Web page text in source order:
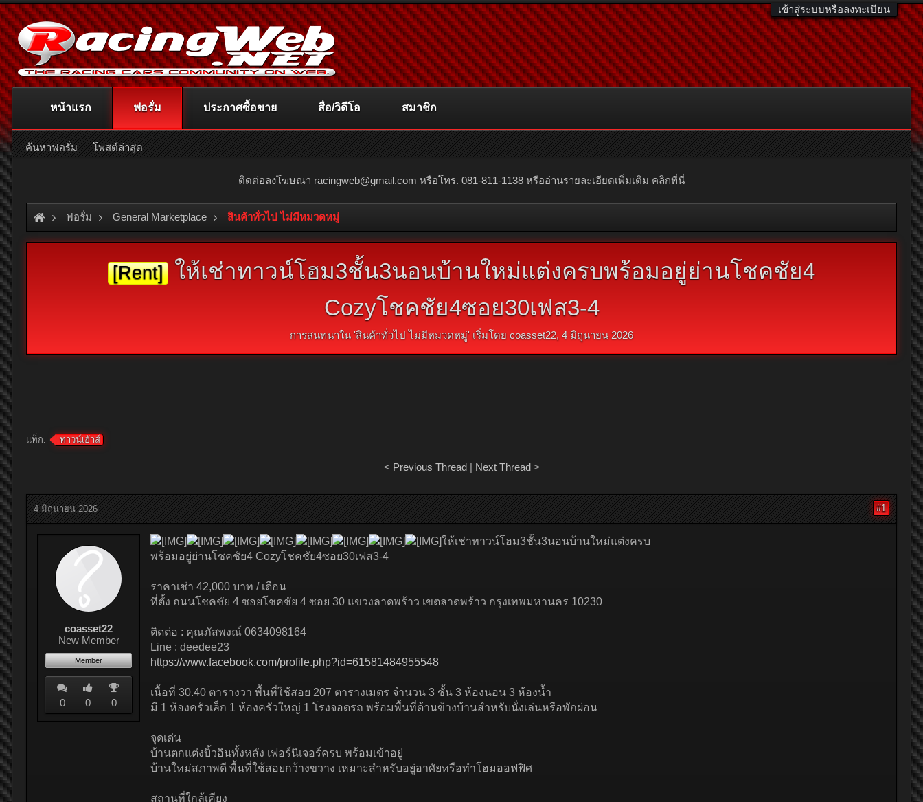
เข้าสู่ระบบหรือลงทะเบียน
ติดต่อลงโฆษณา racingweb@gmail.com หรือโทร. 081-811-1138 หรืออ่านรายละเอียดเพิ่มเติม คลิกที่นี่
ฟอรั่ม General Marketplace สินค้าทั่วไป ไม่มีหมวดหมู่
[Rent] ให้เช่าทาวน์โฮม3ชั้น3นอนบ้านใหม่แต่งครบพร้อมอยู่ย่านโชคชัย4
Cozyโชคชัย4ซอย30เฟส3-4
การสนทนาใน 'สินค้าทั่วไป ไม่มีหมวดหมู่' เริ่มโดย coasset22,4 มิถุนายน 2026
แท็ก: ทาวน์เฮ้าส์
< Previous Thread| Next Thread>
4 มิถุนายน 2026 #1
coasset22
New Member
Member
0 0 0
ให้เช่าทาวน์โฮม3ชั้น3นอนบ้านใหม่แต่งครบ
พร้อมอยู่ย่านโชคชัย4 Cozyโชคชัย4ซอย30เฟส3-4
ราคาเช่า 42,000 บาท / เดือน
ที่ตั้ง ถนนโชคชัย 4 ซอยโชคชัย 4 ซอย 30 แขวงลาดพร้าว เขตลาดพร้าว กรุงเทพมหานคร 10230
ติดต่อ : คุณภัสพงณ์ 0634098164
Line : deedee23
https://www.facebook.com/profile.php?id=61581484955548
เนื้อที่ 30.40 ตารางวา พื้นที่ใช้สอย 207 ตารางเมตร จำนวน 3 ชั้น 3 ห้องนอน 3 ห้องน้ำ
มี 1 ห้องครัวเล็ก 1 ห้องครัวใหญ่ 1 โรงจอดรถ พร้อมพื้นที่ด้านข้างบ้านสำหรับนั่งเล่นหรือพักผ่อน
จุดเด่น
บ้านตกแต่งบิ้วอินทั้งหลัง เฟอร์นิเจอร์ครบ พร้อมเข้าอยู่
บ้านใหม่สภาพดี พื้นที่ใช้สอยกว้างขวาง เหมาะสำหรับอยู่อาศัยหรือทำโฮมออฟฟิศ
สถานที่ใกล้เคียง
หน้าแรก ฟอรั่ม
ค้นหาฟอรั่ม โพสต์ล่าสุด
ประกาศซื้อขาย สื่อ/วิดีโอ สมาชิก